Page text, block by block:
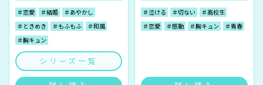
＃恋愛 ＃結婚
＃あやかし
＃ときめき
＃もふもふ
＃和風
＃胸キュン
シリーズ一覧
＃泣ける ＃切ない
＃高校生
＃恋愛
＃感動 ＃胸キュン ＃青春